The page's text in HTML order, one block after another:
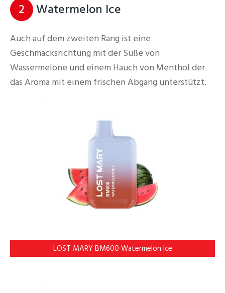
2 Watermelon Ice
Auch auf dem zweiten Rang ist eine
Geschmacksrichtung mit der Süße von
Wassermelone und einem Hauch von Menthol der
das Aroma mit einem frischen Abgang unterstützt.
LOST MARY BM600 Watermelon Ice